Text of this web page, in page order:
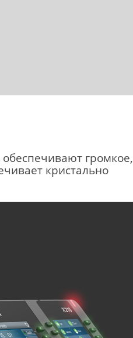
громкое,
кристально